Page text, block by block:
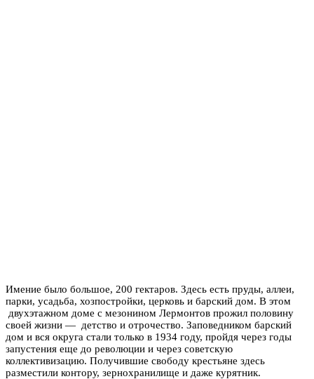
Имение было большое, 200 гектаров. Здесь есть пруды, аллеи,
парки, усадьба, хозпостройки, церковь и барский дом. В этом
двухэтажном доме с мезонином Лермонтов прожил половину
своей жизни — детство и отрочество. Заповедником барский
дом и вся округа стали только в 1934 году, пройдя через годы
запустения еще до революции и через советскую
коллективизацию. Получившие свободу крестьяне здесь
разместили контору, зернохранилище и даже курятник.